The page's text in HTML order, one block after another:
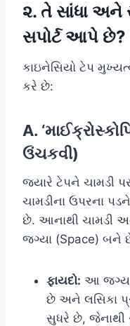
૨. તે સાંધા
સપોર્ટ આપે છે?
કાઇનેસિયો ટેપ
કરે છે:
A.
ઉંચકવી)
જ્યારે ટેપને ચામડી
ચામડીના ઉપરના
છે. આનાથી ચામડી
જગ્યા (Space) બને
ફાયદો: આ જગ્યા
છે અને લસિકા
સુધરે છે,